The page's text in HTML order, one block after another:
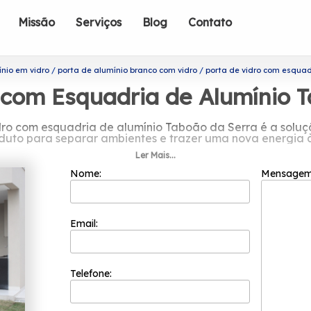
Missão Serviços Blog Contato
em vidro porta de alumínio branco com vidro porta de vidro com
Esquadria de Alumínio
com esquadria de alumínio Taboão da Serra é a
para separar ambientes e trazer uma nova energia
de vidro com esquadria de
valores principais como o comprometimento com os
mais bem cotadas do segmento de esquadrias.
focada nos resultados positivos e na segurança.
com esquadria de alumínio Taboão da Serra? Conheça
Vidro Fumê, Esquadria de Alumínio Bronze, entre
prima de primeira linha, tudo para garantir total
independentemente do tamanho do projeto a ser
clientes procuram. Conte com a instituição para os
Ler Mais...
Nome:
Email:
Telefone: